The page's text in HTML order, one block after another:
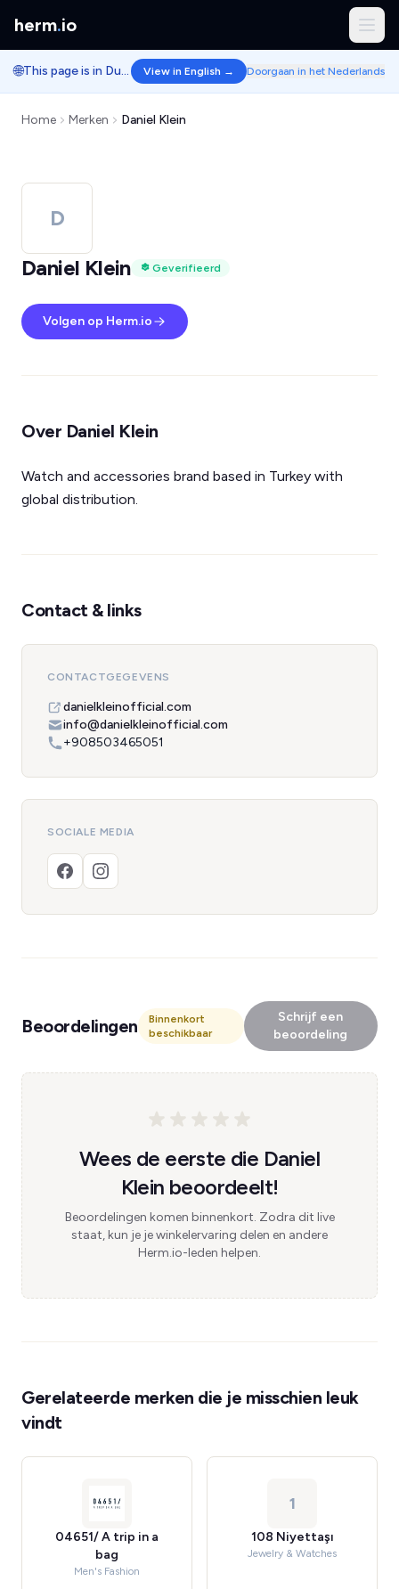
herm.io
🌐 This page is in Dutch. View in English → Doorgaan in het Nederlands
Home Merken Daniel Klein
D
Daniel Klein
Geverifieerd
Volgen op Herm.io
Over Daniel Klein
Watch and accessories brand based in Turkey with
global distribution.
Contact & links
CONTACTGEGEVENS
danielkleinofficial.com
info@danielkleinofficial.com
+908503465051
SOCIALE MEDIA
Beoordelingen
Binnenkort
beschikbaar
Schrijf een
beoordeling
Wees de eerste die Daniel
Klein beoordeelt!
Beoordelingen komen binnenkort. Zodra dit live
staat, kun je je winkelervaring delen en andere
Herm.io-leden helpen.
Gerelateerde merken die je misschien leuk
vindt
04651/ A trip in a
bag
Men's Fashion
1
108 Niyettaşı
Jewelry & Watches